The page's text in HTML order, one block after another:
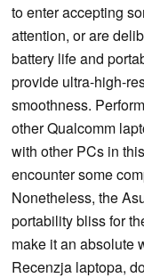
to enter accepting
attention, or are
battery life and
provide ultra-high-
smoothness.
other Qualcomm
with other PCs in
encounter some
Nonetheless, the
portability bliss for
make it an absolute
Recenzja laptopa,